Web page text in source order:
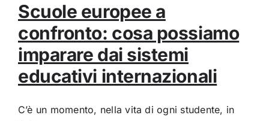
Scuole europee a
confronto: cosa possiamo
imparare dai sistemi
educativi internazionali
C’è un momento, nella vita di ogni studente, in